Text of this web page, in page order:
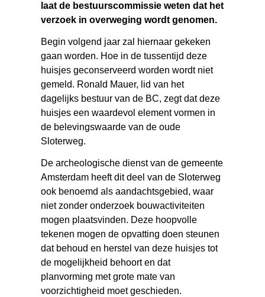
laat de bestuurscommissie weten dat het
verzoek in overweging wordt genomen.
Begin volgend jaar zal hiernaar gekeken
gaan worden. Hoe in de tussentijd deze
huisjes geconserveerd worden wordt niet
gemeld. Ronald Mauer, lid van het
dagelijks bestuur van de BC, zegt dat deze
huisjes een waardevol element vormen in
de belevingswaarde van de oude
Sloterweg.
De archeologische dienst van de gemeente
Amsterdam heeft dit deel van de Sloterweg
ook benoemd als aandachtsgebied, waar
niet zonder onderzoek bouwactiviteiten
mogen plaatsvinden. Deze hoopvolle
tekenen mogen de opvatting doen steunen
dat behoud en herstel van deze huisjes tot
de mogelijkheid behoort en dat
planvorming met grote mate van
voorzichtigheid moet geschieden.